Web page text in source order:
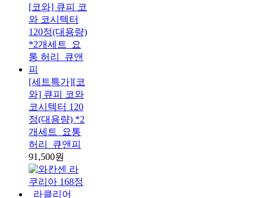
[세트특가][코
와] 큐피 코와
코시텍터 120
정(대용량) *2
개세트_요통
허리_큐앤피
91,500원